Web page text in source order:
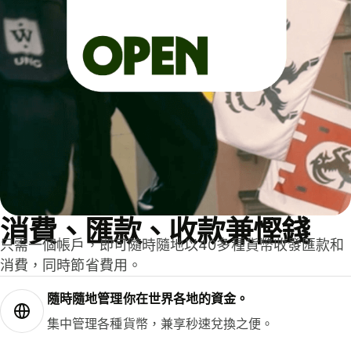
消費、匯款、收款兼慳錢
只需一個帳戶，即可隨時隨地以40多種貨幣收發匯款和
消費，同時節省費用。
隨時隨地管理你在世界各地的資金。
集中管理各種貨幣，兼享秒速兌換之便。